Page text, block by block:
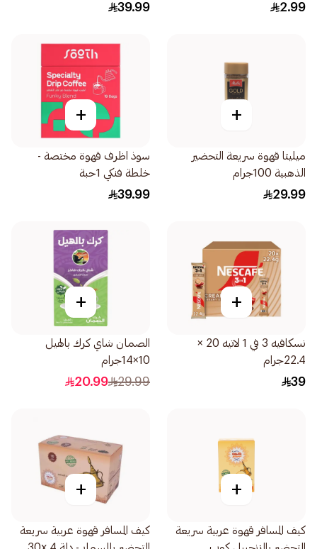
2.99
39.99
+
ميليتا قهوة سريعة التحضير
الذهبية 100جرام
29.99
+
سوذ اظرف قهوة مختصة -
خلطة فنكي 1حبة
39.99
+
نسكافيه 3 في 1 لاتيه 20 ×
22.4جرام
39
+
الصمان شاي كرك بالهيل
10×14جرام
29.99
20.99
+
كيف المسافر قهوة عربية سريعة
+
كيف المسافر قهوة عربية سريعة